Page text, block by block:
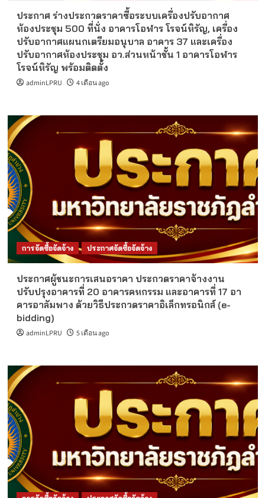
ประกาศ ร่างประกวดราคาซื้อระบบเครื่องปรับอากาศ
ห้องประชุม 500 ที่นั่ง อาคารโอฬาร โรจน์หิรัญ, เครื่อง
ปรับอากาศแผนกเตรียมอนุบาล อาคาร 37 และเครื่อง
ปรับอากาศห้องประชุม อว.ส่วนหน้าชั้น 1 อาคารโอฬาร
โรจน์หิรัญ พร้อมติดตั้ง
adminLPRU 4 เดือน ago
การจัดซื้อจัดจ้าง ประกาศจัดซื้อจัดจ้าง
ประกาศผู้ชนะการเสนอราคา ประกวดราคาจ้างงาน
ปรับปรุงอาคารที่ 20 อาคารคหกรรม และอาคารที่ 17 อา
คารอาลัมพาง ด้วยวิธีประกวดราคาอิเล็กทรอนิกส์ (e-
bidding)
adminLPRU 5 เดือน ago